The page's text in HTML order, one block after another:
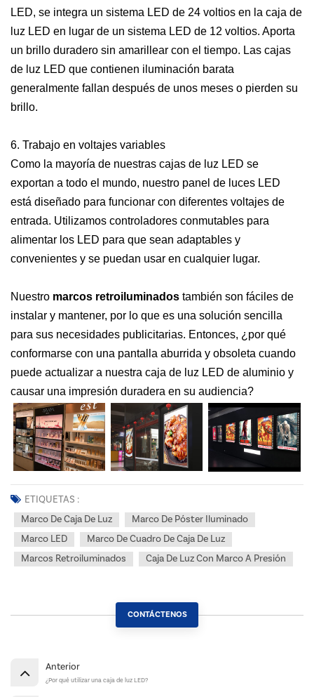
LED, se integra un sistema LED de 24 voltios en la caja de
luz LED en lugar de un sistema LED de 12 voltios. Aporta
un brillo duradero sin amarillear con el tiempo. Las cajas
de luz LED que contienen iluminación barata
generalmente fallan después de unos meses o pierden su
brillo.
6. Trabajo en voltajes variables
Como la mayoría de nuestras cajas de luz LED se
exportan a todo el mundo, nuestro panel de luces LED
está diseñado para funcionar con diferentes voltajes de
entrada. Utilizamos controladores conmutables para
alimentar los LED para que sean adaptables y
convenientes y se puedan usar en cualquier lugar.
Nuestro marcos retroiluminados también son fáciles de
instalar y mantener, por lo que es una solución sencilla
para sus necesidades publicitarias. Entonces, ¿por qué
conformarse con una pantalla aburrida y obsoleta cuando
puede actualizar a nuestra caja de luz LED de aluminio y
causar una impresión duradera en su audiencia?
ETIQUETAS :
Marco De Caja De Luz
Marco De Póster Iluminado
Marco LED
Marco De Cuadro De Caja De Luz
Marcos Retroiluminados
Caja De Luz Con Marco A Presión
CONTÁCTENOS
Anterior
¿Por qué utilizar una caja de luz LED?